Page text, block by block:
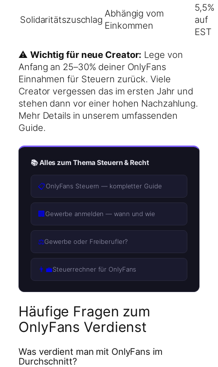
Solidaritätszuschlag
Abhängig vom
Einkommen
5,5%
auf
EST
⚠️ Wichtig für neue Creator: Lege von
Anfang an 25–30% deiner OnlyFans
Einnahmen für Steuern zurück. Viele
Creator vergessen das im ersten Jahr und
stehen dann vor einer hohen Nachzahlung.
Mehr Details in unserem umfassenden
Guide.
📚 Alles zum Thema Steuern & Recht
📋OnlyFans Steuern — kompletter Guide
🏢Gewerbe anmelden — wann und wie
⚖️Gewerbe oder Freiberufler?
👨‍💼Steuerrechner für OnlyFans
Häufige Fragen zum
OnlyFans Verdienst
Was verdient man mit OnlyFans im
Durchschnitt?